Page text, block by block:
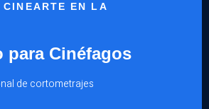
EN LA
para Cinéfagos
de cortometrajes